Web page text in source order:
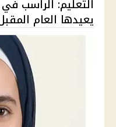
يعيدها العام